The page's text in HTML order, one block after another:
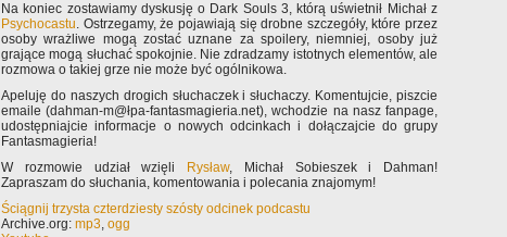
Na koniec zostawiamy dyskusję o Dark Souls 3, którą uświetnił Michał z
Psychocastu. Ostrzegamy, że pojawiają się drobne szczegóły, które przez
osoby wrażliwe mogą zostać uznane za spoilery, niemniej, osoby już
grające mogą słuchać spokojnie. Nie zdradzamy istotnych elementów, ale
rozmowa o takiej grze nie może być ogólnikowa.
Apeluję do naszych drogich słuchaczek i słuchaczy. Komentujcie, piszcie
emaile (dahman-m@łpa-fantasmagieria.net), wchodzie na nasz fanpage,
udostępniajcie informacje o nowych odcinkach i dołączajcie do grupy
Fantasmagieria!
W rozmowie udział wzięli
Rysław, Michał Sobieszek i Dahman!
Zapraszam do słuchania, komentowania i polecania znajomym!
Ściągnij trzysta czterdziesty szósty odcinek podcastu
Archive.org: mp3, ogg